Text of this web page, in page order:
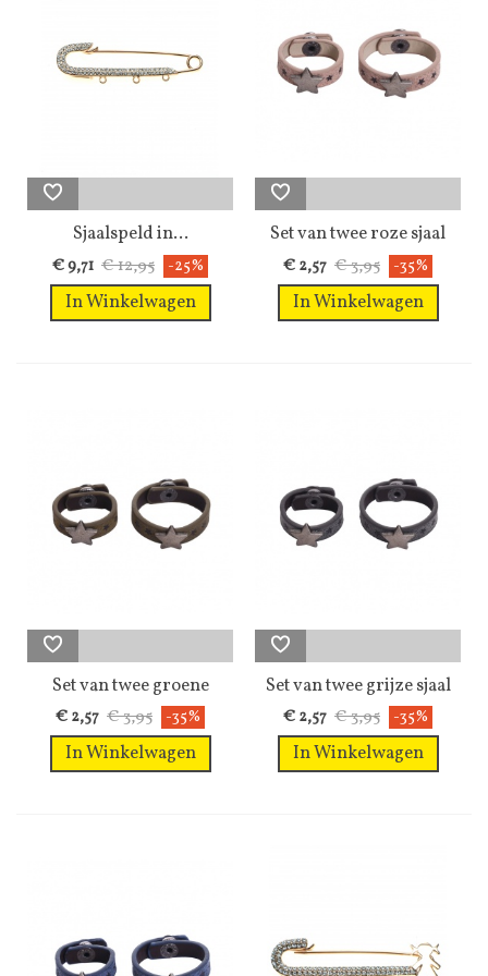
Sjaalspeld in...
€ 9,71 € 12,95 -25%
In Winkelwagen
Set van twee roze sjaal
riemen...
€ 2,57 € 3,95 -35%
In Winkelwagen
Set van twee groene
sjaal riemen...
€ 2,57 € 3,95 -35%
In Winkelwagen
Set van twee grijze sjaal
riemen...
€ 2,57 € 3,95 -35%
In Winkelwagen